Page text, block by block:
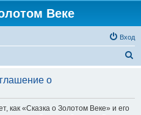
Веке
Вход
с
о
как «Сказка о Золотом Веке» и его